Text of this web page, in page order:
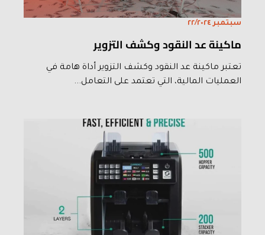
سبتمبر ٢٢/٢٠٢٤
ماكينة عد النقود وكشف التزوير
تعتبر ماكينة عد النقود وكشف التزوير أداة هامة في
العمليات المالية، التي تعتمد على التعامل...